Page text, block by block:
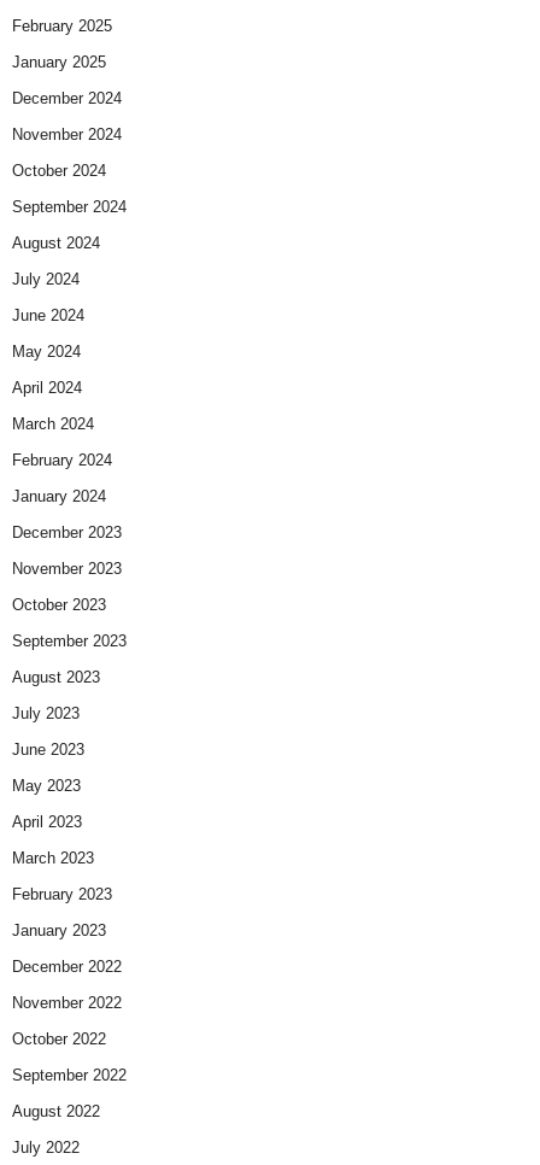
February 2025
January 2025
December 2024
November 2024
October 2024
September 2024
August 2024
July 2024
June 2024
May 2024
April 2024
March 2024
February 2024
January 2024
December 2023
November 2023
October 2023
September 2023
August 2023
July 2023
June 2023
May 2023
April 2023
March 2023
February 2023
January 2023
December 2022
November 2022
October 2022
September 2022
August 2022
July 2022